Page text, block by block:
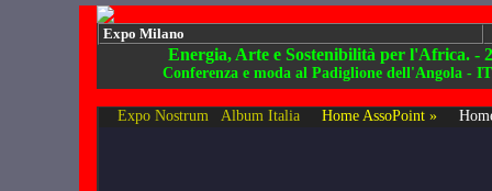
Expo Milano
Energia, Arte e Sostenibilità per l'Africa. -
Conferenza e moda al Padiglione dell'Angola -
Expo Nostrum Album Italia Home AssoPoint »